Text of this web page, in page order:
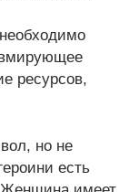
ресурсов,
но не
есть